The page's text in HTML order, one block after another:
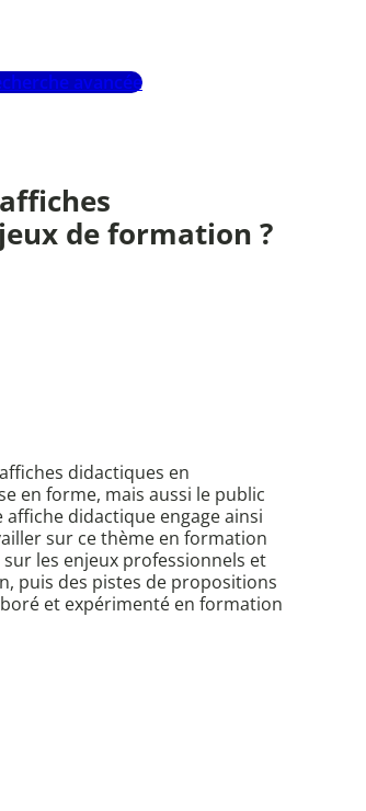
avancée
de formation ?
didactiques en
en forme, mais aussi le public
affiche didactique engage ainsi
sur ce thème en formation
les enjeux professionnels et
puis des pistes de propositions
et expérimenté en formation